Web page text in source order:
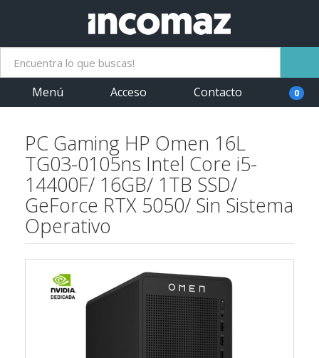
Menú Acceso Contacto 0
PC Gaming HP Omen 16L
TG03-0105ns Intel Core i5-
14400F/ 16GB/ 1TB SSD/
GeForce RTX 5050/ Sin Sistema
Operativo